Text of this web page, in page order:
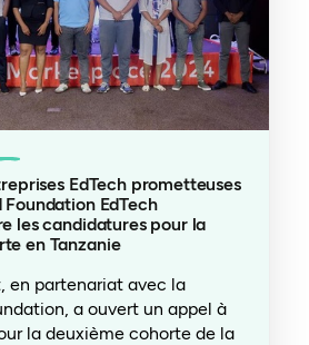
EdTech prometteuses
EdTech
les candidatures pour la
en Tanzanie
en partenariat avec la
a ouvert un appel à
la deuxième cohorte de la